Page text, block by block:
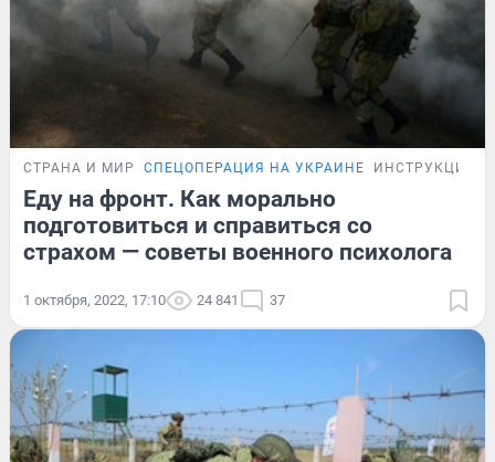
СТРАНА И МИР СПЕЦОПЕРАЦИЯ НА УКРАИНЕ ИНСТРУКЦИЯ
Еду на фронт. Как морально
подготовиться и справиться со
страхом — советы военного психолога
1 октября, 2022, 17:10 24 841 37